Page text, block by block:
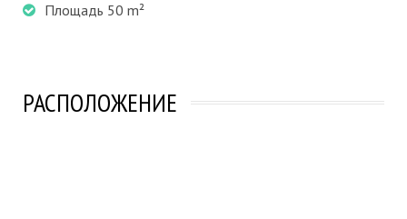
Площадь 50 m²
РАСПОЛОЖЕНИЕ